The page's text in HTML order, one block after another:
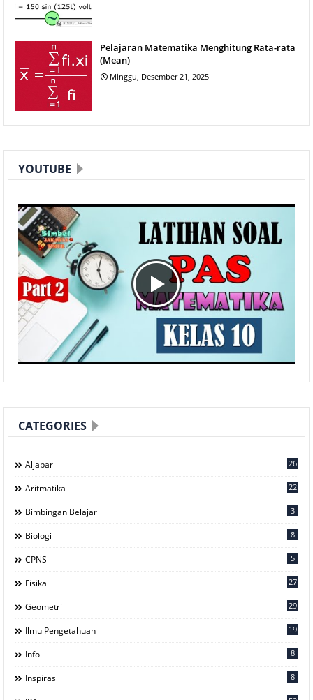
Pelajaran Matematika Menghitung Rata-rata
(Mean)
Minggu, Desember 21, 2025
YOUTUBE
CATEGORIES
Aljabar 26
Aritmatika 22
Bimbingan Belajar 3
Biologi 8
CPNS 5
Fisika 27
Geometri 29
Ilmu Pengetahuan 19
Info 8
Inspirasi 8